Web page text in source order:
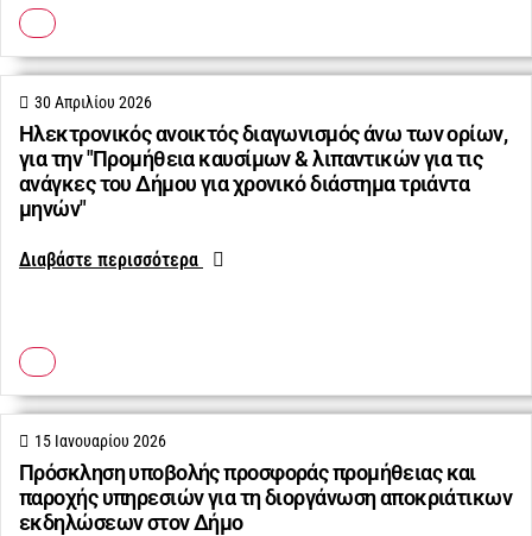
Ηλεκτρονικός ανοικτός διαγωνισμός άνω των ορίων,
για την "Προμήθεια καυσίμων & λιπαντικών για τις
ανάγκες του Δήμου για χρονικό διάστημα τριάντα
μηνών"
30 Απριλίου 2026
Διαβάστε περισσότερα
Πρόσκληση υποβολής προσφοράς προμήθειας και
παροχής υπηρεσιών για τη διοργάνωση αποκριάτικων
εκδηλώσεων στον Δήμο
15 Ιανουαρίου 2026